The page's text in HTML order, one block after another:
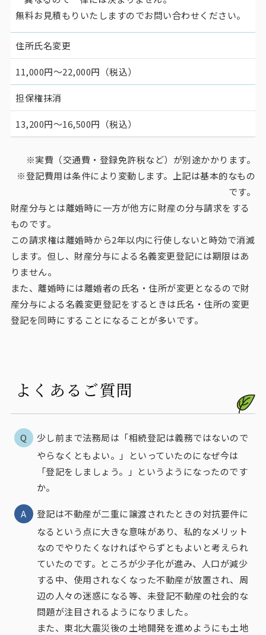
無料お見積もりいたしますのでお問い合わせください。
住所氏名変更
11,000円～22,000円（税込）
担保権抹消
13,200円～16,500円（税込）
実費（交通費・登録免許税など）が別途かかります。
登記費用は条件により変動します。上記は基本的なもの
です。
財産分与とは離婚時に一方が他方に財産の分与請求をする
ものです。
この請求権は離婚時から2年以内に行使しないと時効で消滅
します。但し、財産分与による名義変更登記には期限はあ
りません。
また、離婚時には離婚者の氏名・住所が変更となるので財
産分与による名義変更登記をするときは氏名・住所の変更
登記を同時にすることになることが多いです。
よくあるご質問
少し前まで法務局は「相続登記は義務ではないので
やらなくともよい。」といっていたのになぜ今は
「登記をしましょう。」というようになったのです
か。
登記は不動産が二重に譲渡されたときの対抗要件に
なるという点に大きな意味があり、私的なメリット
なのでやりたくなければやらずともよいと考えられ
ていたのです。ところが少子化が進み、人口が減少
する中、使用されなくなった不動産が放置され、周
辺の人々の迷惑になる等、未登記不動産の社会的な
問題が注目されるようになりました。
また、東北大震災後の土地開発を進めようにも土地